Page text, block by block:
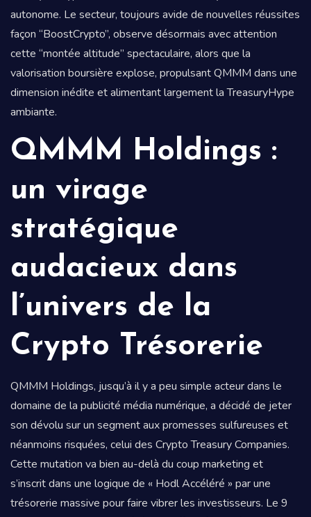
autonome. Le secteur, toujours avide de nouvelles réussites
façon “BoostCrypto”, observe désormais avec attention
cette “montée altitude” spectaculaire, alors que la
valorisation boursière explose, propulsant QMMM dans une
dimension inédite et alimentant largement la TreasuryHype
ambiante.
QMMM Holdings :
un virage
stratégique
audacieux dans
l’univers de la
Crypto Trésorerie
QMMM Holdings, jusqu’à il y a peu simple acteur dans le
domaine de la publicité média numérique, a décidé de jeter
son dévolu sur un segment aux promesses sulfureuses et
néanmoins risquées, celui des Crypto Treasury Companies.
Cette mutation va bien au-delà du coup marketing et
s’inscrit dans une logique de « Hodl Accéléré » par une
trésorerie massive pour faire vibrer les investisseurs. Le 9